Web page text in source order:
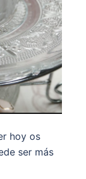
hoy os
ser más